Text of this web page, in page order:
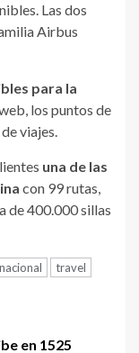
Las dos
Airbus
para la
los puntos de
viajes.
una de las
con 99 rutas,
de 400.000 sillas
travel
en 1525